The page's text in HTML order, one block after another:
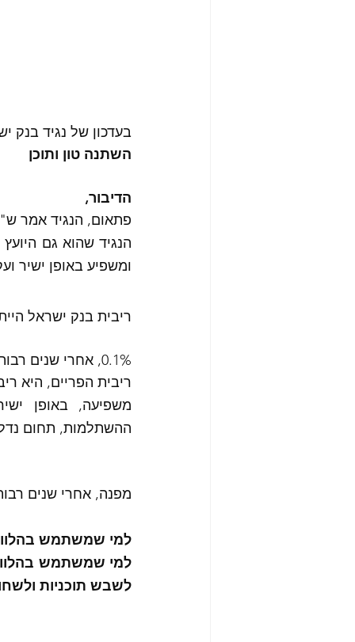
בעדכון של נגיד בנק
השתנה טון ותוכן
הדיבור,
פתאום, הנגיד אמר
ומשפיע באופן ישיר
ריבית בנק ישראל
0.1%, אחרי שנים רבות ללא שינוי, עלתה מאז כבר פעמיים, ל-0.75.
ריבית הפריים, היא ריבית
ההשתלמות, תחום
מפנה, אחרי שנים
למי שמשתמש
לשבש תוכניות